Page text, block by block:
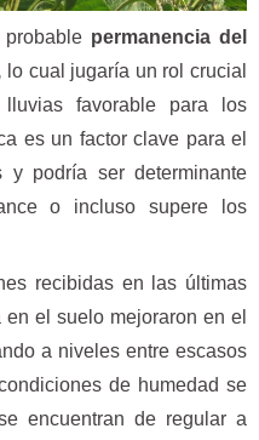
permanencia del
lo cual jugaría un rol crucial
favorable para los
es un factor clave para el
y podría ser determinante
o incluso supere los
recibidas en las últimas
el suelo mejoraron en el
a niveles entre escasos
de humedad se
encuentran de regular a